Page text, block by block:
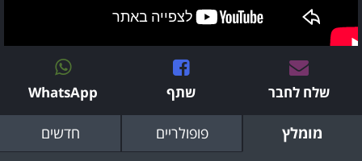
שלח לחבר שתף WhatsApp
מומלץ פופולריים חדשים